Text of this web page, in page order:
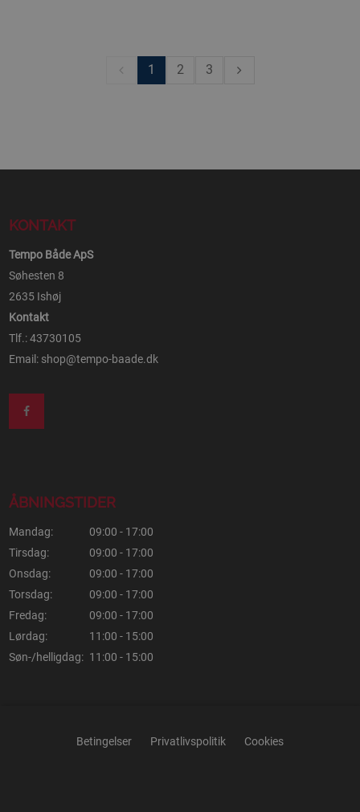
1 2 3
KONTAKT
Tempo Både ApS
Søhesten 8
2635 Ishøj
Kontakt
Tlf.: 43730105
Email: shop@tempo-baade.dk
ÅBNINGSTIDER
Mandag:
09:00 - 17:00
Tirsdag:
09:00 - 17:00
Onsdag:
09:00 - 17:00
Torsdag:
09:00 - 17:00
Fredag:
09:00 - 17:00
Lørdag:
11:00 - 15:00
Søn-/helligdag: 11:00 - 15:00
Betingelser Privatlivspolitik Cookies